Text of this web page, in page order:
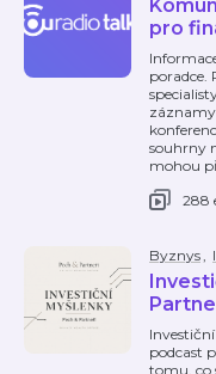
pro
poradce.
záznamy
souhrny
mohou
288
Byznys,
podcast
tomu, co